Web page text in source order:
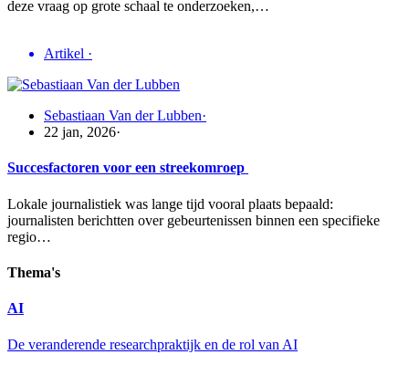
deze vraag op grote schaal te onderzoeken,…
Artikel ·
Sebastiaan Van der Lubben·
22 jan, 2026·
Succesfactoren voor een streekomroep
Lokale journalistiek was lange tijd vooral plaats bepaald:
journalisten berichtten over gebeurtenissen binnen een specifieke
regio…
Thema's
AI
De veranderende researchpraktijk en de rol van AI